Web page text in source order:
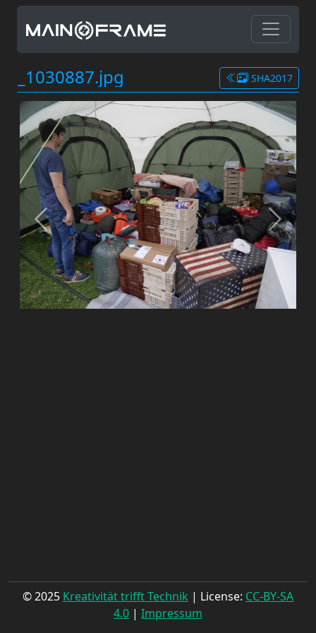
_1030887.jpg SHA2017
© 2025 Kreativität trifft Technik | License: CC-BY-SA
4.0 | Impressum